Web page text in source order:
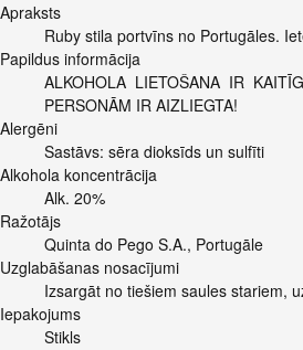
Apraksts
Ruby stila portvīns no Portugāles.
Papildus informācija
ALKOHOLA LIETOŠANA IR
PERSONĀM IR AIZLIEGTA!
Alergēni
Sastāvs: sēra dioksīds un sulfīti
Alkohola koncentrācija
Alk. 20%
Ražotājs
Quinta do Pego S.A., Portugāle
Uzglabāšanas nosacījumi
Izsargāt no tiešiem saules stariem,
Iepakojums
Stikls